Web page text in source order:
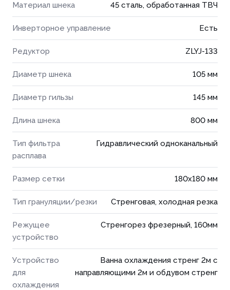
Материал шнека 45 сталь, обработанная ТВЧ
Инверторное управление Есть
Редуктор ZLYJ-133
Диаметр шнека 105 мм
Диаметр гильзы 145 мм
Длина шнека 800 мм
Тип фильтра
расплава
Гидравлический одноканальный
Размер сетки 180x180 мм
Тип грануляции/резки Стренговая, холодная резка
Режущее
устройство
Стренгорез фрезерный, 160мм
Устройство
для
охлаждения
Ванна охлаждения стренг 2м с
направляющими 2м и обдувом стренг